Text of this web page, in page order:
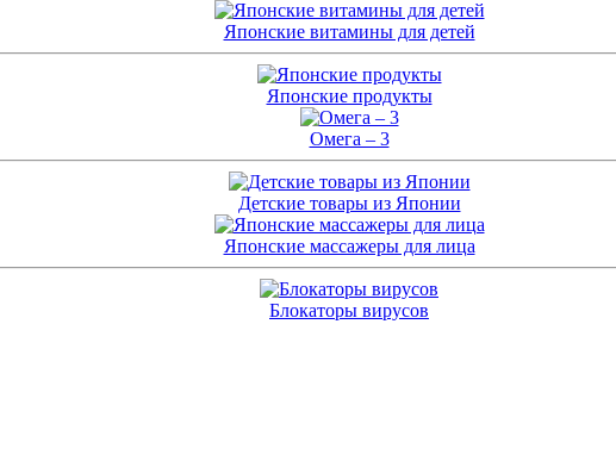
Японские витамины для детей
Японские продукты
Омега – 3
Детские товары из Японии
Японские массажеры для лица
Блокаторы вирусов